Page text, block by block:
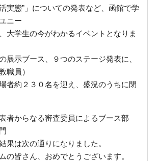
実態”」についての発表など、函館で学
ニー
大学生の今がわかるイベントとなりま
展示ブース、９つのステージ発表に、
職員）
者約２３０名を迎え、盛況のうちに閉
者からなる審査委員によるブース部
門
果は次の通りになりました。
の皆さん、おめでとうございます。